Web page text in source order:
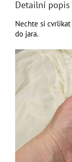
Detailní
Nechte si
do jara.